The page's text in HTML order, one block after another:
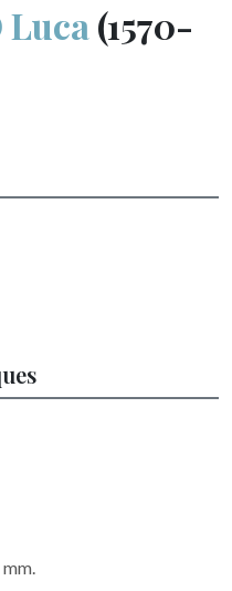
Luca(1570-